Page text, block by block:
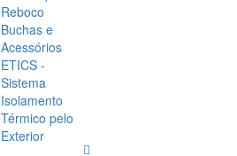
Reboco
Buchas e
Acessórios
ETICS -
Sistema
Isolamento
Térmico pelo
Exterior